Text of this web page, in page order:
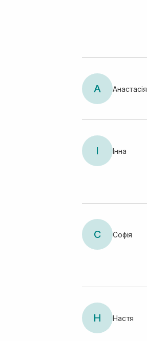
А Анастасія
І Інна
С Софія
Н Настя